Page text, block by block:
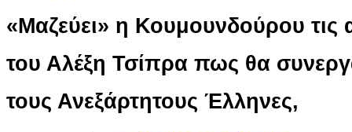
«Μαζεύει» η Κουμουνδούρου τις
του Αλέξη Τσίπρα πως θα
τους Ανεξάρτητους Έλληνες,